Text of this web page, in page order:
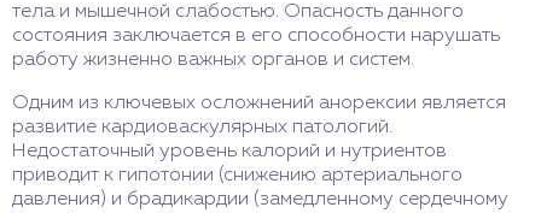
тела и мышечной слабостью. Опасность данного
состояния заключается в его способности нарушать
работу жизненно важных органов и систем.
Одним из ключевых осложнений анорексии является
развитие кардиоваскулярных патологий.
Недостаточный уровень калорий и нутриентов
приводит к гипотонии (снижению артериального
давления) и брадикардии (замедленному сердечному